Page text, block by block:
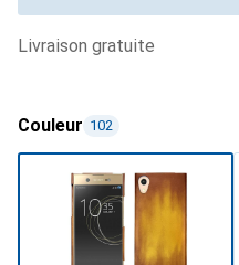
livraison gratuite
Couleur 102